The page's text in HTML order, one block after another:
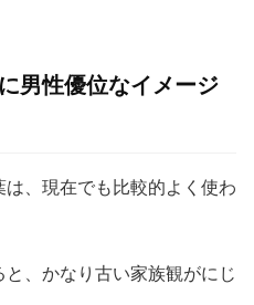
男性優位なイメージ
は、現在でも比較的よく使わ
、かなり古い家族観がにじ